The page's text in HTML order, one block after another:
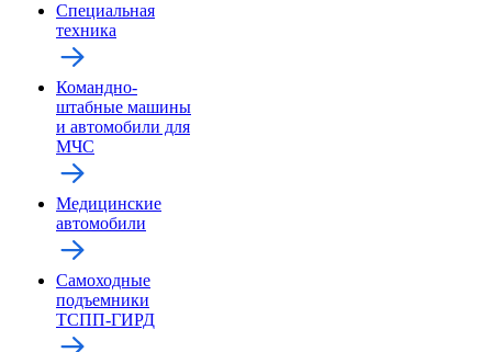
Специальная
техника
Командно-
штабные машины
и автомобили для
МЧС
Медицинские
автомобили
Самоходные
подъемники
ТСПП-ГИРД